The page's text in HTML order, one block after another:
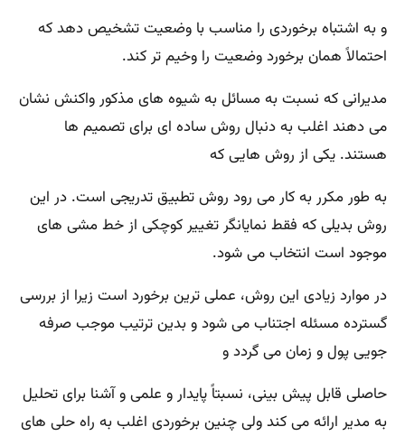
و به اشتباه برخوردی را مناسب با وضعیت تشخیص دهد که
احتمالاً همان برخورد وضعیت را وخیم تر کند.
مدیرانی که نسبت به مسائل به شیوه های مذکور واکنش نشان
می دهند اغلب به دنبال روش ساده ای برای تصمیم ها
هستند. یکی از روش هایی که
به طور مکرر به کار می رود روش تطبیق تدریجی است. در این
روش بدیلی که فقط نمایانگر تغییر کوچکی از خط مشی های
موجود است انتخاب می شود.
در موارد زیادی این روش، عملی ترین برخورد است زیرا از بررسی
گسترده مسئله اجتناب می شود و بدین ترتیب موجب صرفه
جویی پول و زمان می گردد و
حاصلی قابل پیش بینی، نسبتاً پایدار و علمی و آشنا برای تحلیل
به مدیر ارائه می کند ولی چنین برخوردی اغلب به راه حلی های